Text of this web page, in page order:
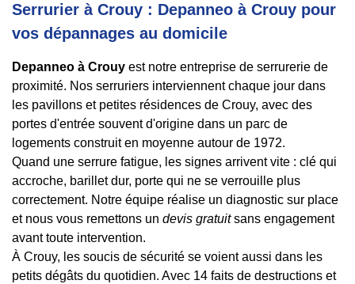
Serrurier à Crouy : Depanneo à Crouy pour
vos dépannages au domicile
Depanneo à Crouy est notre entreprise de serrurerie de
proximité. Nos serruriers interviennent chaque jour dans
les pavillons et petites résidences de Crouy, avec des
portes d'entrée souvent d'origine dans un parc de
logements construit en moyenne autour de 1972.
Quand une serrure fatigue, les signes arrivent vite : clé qui
accroche, barillet dur, porte qui ne se verrouille plus
correctement. Notre équipe réalise un diagnostic sur place
et nous vous remettons un devis gratuitsans engagement
avant toute intervention.
À Crouy, les soucis de sécurité se voient aussi dans les
petits dégâts du quotidien. Avec 14 faits de destructions et